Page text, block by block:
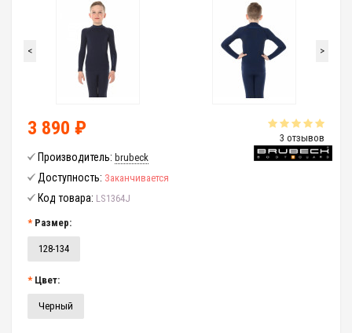
< >
3 отзывов
3 890 ₽
Производитель: brubeck
Доступность: Заканчивается
Код товара: LS1364J
Размер:
128-134
Цвет:
Черный